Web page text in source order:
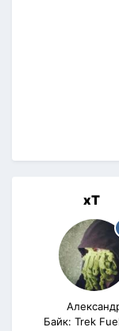
xT
Байк: Trek